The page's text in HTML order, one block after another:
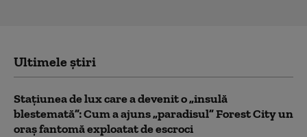
Ultimele știri
Stațiunea de lux care a devenit o „insulă
blestemată”: Cum a ajuns „paradisul” Forest City un
oraș fantomă exploatat de escroci